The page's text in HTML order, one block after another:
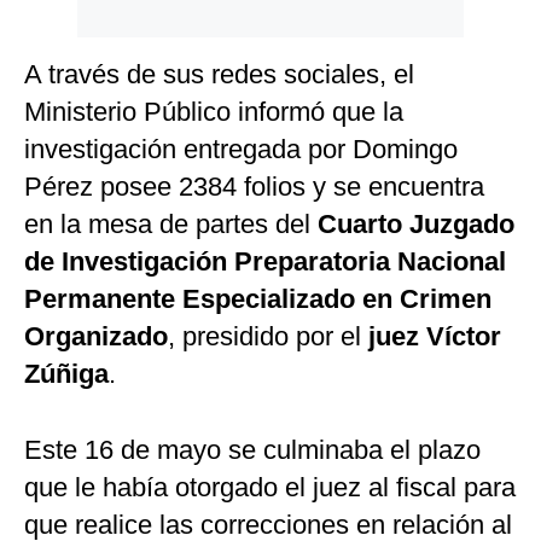
A través de sus redes sociales, el
Ministerio Público informó que la
investigación entregada por Domingo
Pérez posee 2384 folios y se encuentra
en la mesa de partes del Cuarto Juzgado
de Investigación Preparatoria Nacional
Permanente Especializado en Crimen
Organizado, presidido por el juez Víctor
Zúñiga.
Este 16 de mayo se culminaba el plazo
que le había otorgado el juez al fiscal para
que realice las correcciones en relación al